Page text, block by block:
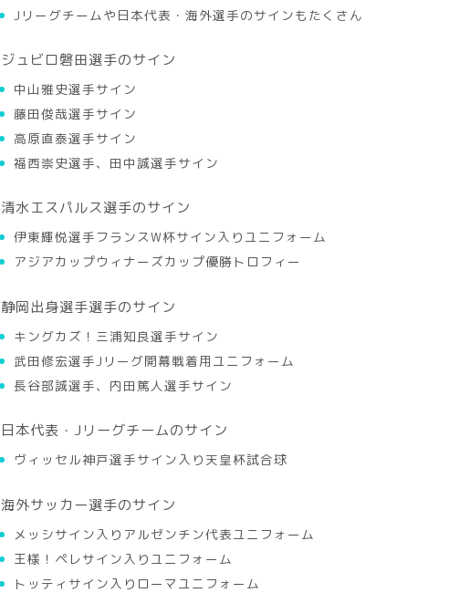
Jリーグチームや日本代表・海外選手のサインもたくさん
ジュビロ磐田選手のサイン
中山雅史選手サイン
藤田俊哉選手サイン
高原直泰選手サイン
福西崇史選手、田中誠選手サイン
清水エスパルス選手のサイン
伊東輝悦選手フランスW杯サイン入りユニフォーム
アジアカップウィナーズカップ優勝トロフィー
静岡出身選手選手のサイン
キングカズ！三浦知良選手サイン
武田修宏選手Jリーグ開幕戦着用ユニフォーム
長谷部誠選手、内田篤人選手サイン
日本代表・Jリーグチームのサイン
ヴィッセル神戸選手サイン入り天皇杯試合球
海外サッカー選手のサイン
メッシサイン入りアルゼンチン代表ユニフォーム
王様！ペレサイン入りユニフォーム
トッティサイン入りローマユニフォーム